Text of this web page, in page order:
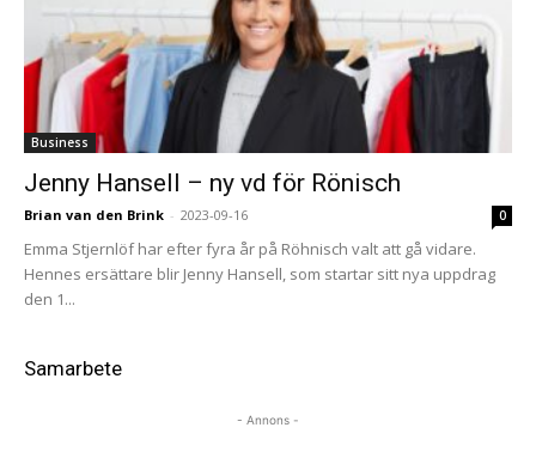
Business
Jenny Hansell – ny vd för Rönisch
Brian van den Brink - 2023-09-16 0
Emma Stjernlöf har efter fyra år på Röhnisch valt att gå vidare.
Hennes ersättare blir Jenny Hansell, som startar sitt nya uppdrag
den 1...
Samarbete
- Annons -